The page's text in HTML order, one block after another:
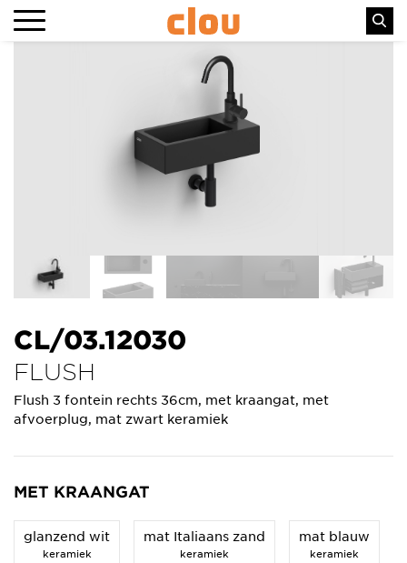
CL/03.12030
FLUSH
Flush 3 fontein rechts 36cm, met kraangat, met
afvoerplug, mat zwart keramiek
MET KRAANGAT
glanzend wit
keramiek
mat Italiaans zand
keramiek
mat blauw
keramiek